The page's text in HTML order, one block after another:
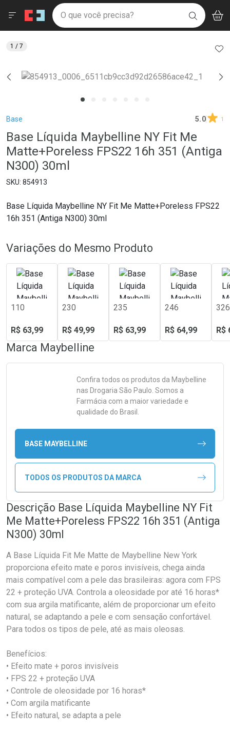
Drogaria São Paulo
Ir direto para a home
pela página
Ir direto para o conteúdo
Ir direto para a busca
Ir direto para a conta
Ir direto para a notificações
Ir direto para o carrinho
Faça a sua busca
O que você precisa? BUSCAR
Menu
Breadcrumb
Base 5.0 1
Base Líquida Maybelline NY Fit Me
Matte+Poreless FPS22 16h 351 (Antiga
N300) 30ml
854913
Base Líquida Maybelline NY Fit Me Matte+Poreless FPS22
16h 351 (Antiga N300) 30ml
1 / 7
Variações do Mesmo Produto
110
R$ 63,99
230
R$ 49,99
235
R$ 63,99
246
R$ 64,99
326
R$
Marca Maybelline
Confira todos os produtos da Maybelline
nas Drogaria São Paulo. Somos a
Farmácia com a maior variedade e
qualidade do Brasil.
BASE MAYBELLINE
TODOS OS PRODUTOS DA MARCA
Descrição Base Líquida Maybelline NY Fit
Me Matte+Poreless FPS22 16h 351 (Antiga
N300) 30ml
A Base Líquida Fit Me Matte de Maybelline New York
proporciona efeito mate e poros invisíveis, chega ainda
mais compatível com a pele das brasileiras: agora com FPS
22 + proteção UVA. Controla a oleosidade por até 16 horas*
com sua argila matificante, além de proporcionar um efeito
natural, se adaptando a pele e com sensação confortável.
Para todos os tipos de pele, até as mais oleosas.
Benefícios:
• Efeito mate + poros invisíveis
• FPS 22 + proteção UVA
• Controle de oleosidade por 16 horas*
• Com argila matificante
• Efeito natural, se adapta a pele